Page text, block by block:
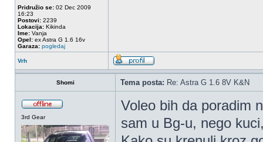
Pridružio se: 02 Dec 2009
16:23
Postovi: 2239
Lokacija: Kikinda
Ime: Vanja
Opel: ex Astra G 1.6 16v
Garaza: pogledaj
Vrh
Shomi Tema posta: Re: Astra G 1.6 8V K&N
3rd Gear
Voleo bih da poradim
sam u Bg-u, nego